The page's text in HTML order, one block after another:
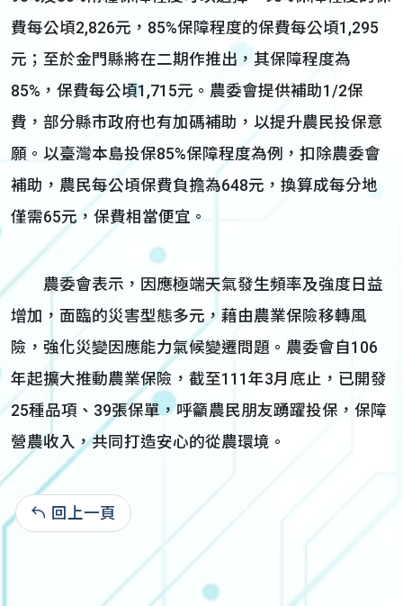
費每公頃2,826元，85%保障程度的保費每公頃1,295
元；至於金門縣將在二期作推出，其保障程度為
85%，保費每公頃1,715元。農委會提供補助1/2保
費，部分縣市政府也有加碼補助，以提升農民投保意
願。以臺灣本島投保85%保障程度為例，扣除農委會
補助，農民每公頃保費負擔為648元，換算成每分地
僅需65元，保費相當便宜。
農委會表示，因應極端天氣發生頻率及強度日益
增加，面臨的災害型態多元，藉由農業保險移轉風
險，強化災變因應能力氣候變遷問題。農委會自106
年起擴大推動農業保險，截至111年3月底止，已開發
25種品項、39張保單，呼籲農民朋友踴躍投保，保障
營農收入，共同打造安心的從農環境。
回上一頁 111-04-21:1,135